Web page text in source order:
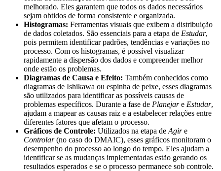
melhorado. Eles garantem que todos os dados necessários
sejam obtidos de forma consistente e organizada.
Histogramas: Ferramentas visuais que exibem a distribuição
de dados coletados. São essenciais para a etapa de Estudar,
pois permitem identificar padrões, tendências e variações no
processo. Com os histogramas, é possível visualizar
rapidamente a dispersão dos dados e compreender melhor
onde estão os problemas.
Diagramas de Causa e Efeito: Também conhecidos como
diagramas de Ishikawa ou espinha de peixe, esses diagramas
são utilizados para identificar as possíveis causas de
problemas específicos. Durante a fase de Planejare Estudar,
ajudam a mapear as causas raiz e a estabelecer relações entre
diferentes fatores que afetam o processo.
Gráficos de Controle: Utilizados na etapa de Agire
Controlar(no caso do DMAIC), esses gráficos monitoram o
desempenho do processo ao longo do tempo. Eles ajudam a
identificar se as mudanças implementadas estão gerando os
resultados esperados e se o processo permanece sob controle.